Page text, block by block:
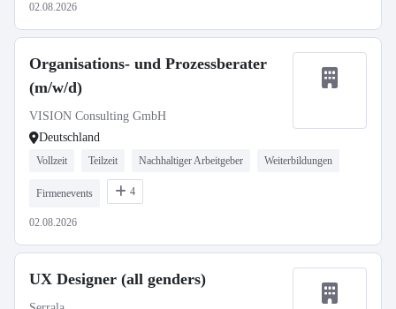
02.08.2026
Organisations- und Prozessberater
(m/w/d)
VISION Consulting GmbH
Deutschland
Vollzeit Teilzeit Nachhaltiger Arbeitgeber Weiterbildungen
Firmenevents 4
02.08.2026
UX Designer (all genders)